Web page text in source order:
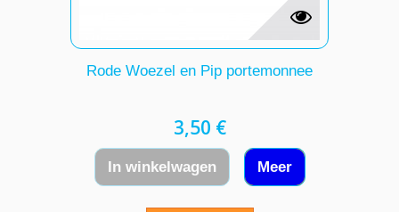
Rode Woezel en Pip portemonnee
3,50 €
In winkelwagen Meer